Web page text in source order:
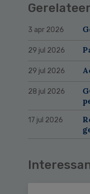
3 apr 2026
29 jul 2026
29 jul 2026
28 jul 2026
17 jul 2026